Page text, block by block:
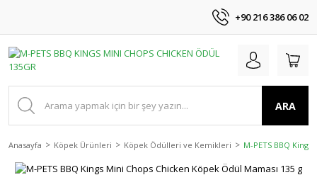
+90 216 386 06 02
ARA
Anasayfa Köpek Ürünleri Köpek Ödülleri ve Kemikleri M-PETS BBQ